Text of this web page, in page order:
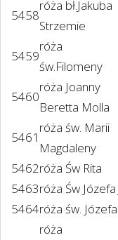
5458
róża bł.Jakuba
Strzemie
5459
róża
św.Filomeny
5460
róża Joanny
Beretta Molla
5461
róża św. Marii
Magdaleny
5462róża Św Rita
5463róża Św Józefa
5464róża św. Józefa
róża